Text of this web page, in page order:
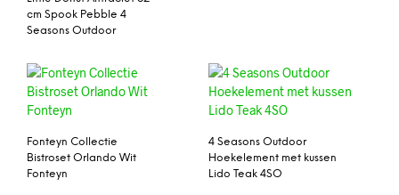
cm Spook Pebble 4
Seasons Outdoor
Fonteyn Collectie
Bistroset Orlando Wit
Fonteyn
4 Seasons Outdoor
Hoekelement met kussen
Lido Teak 4SO